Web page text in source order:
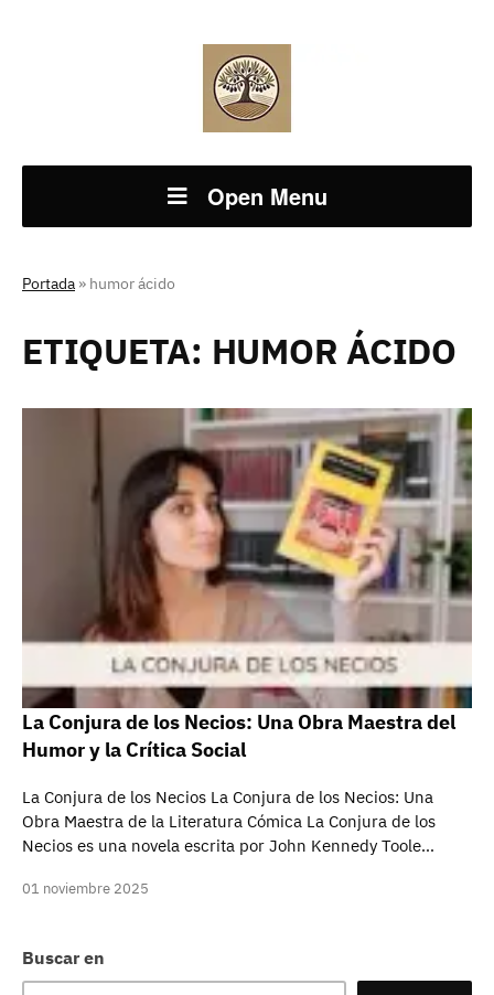
Open Menu
Portada » humor ácido
Buscar en
ETIQUETA: HUMOR ÁCIDO
La Conjura de los Necios: Una Obra Maestra del
Humor y la Crítica Social
La Conjura de los Necios La Conjura de los Necios: Una
Obra Maestra de la Literatura Cómica La Conjura de los
Necios es una novela escrita por John Kennedy Toole…
01 noviembre 2025